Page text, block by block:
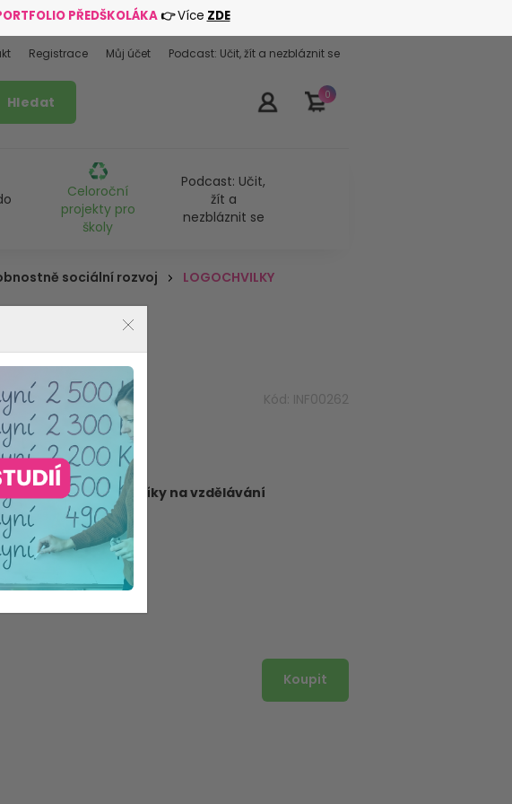
PŘEDŠKOLÁKA👉Více ZDE
0
Celoroční
projekty pro
školy
Podcast: Učit,
žít a
nezbláznit se
Registrace Můj účet Podcast: Učit, žít a nezbláznit se
sociální rozvoj LOGOCHVILKY
Kód: INF00262
ČR
vybraný s odborníky na vzdělávání